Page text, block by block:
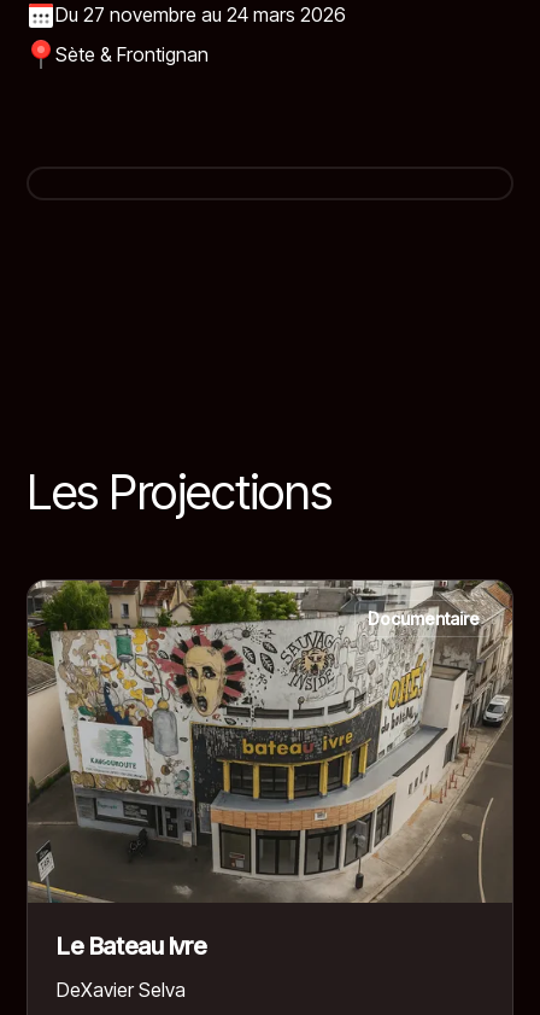
Du 27 novembre au 24 mars 2026
Sète & Frontignan
Les Projections
Documentaire
Le Bateau Ivre
DeXavier Selva